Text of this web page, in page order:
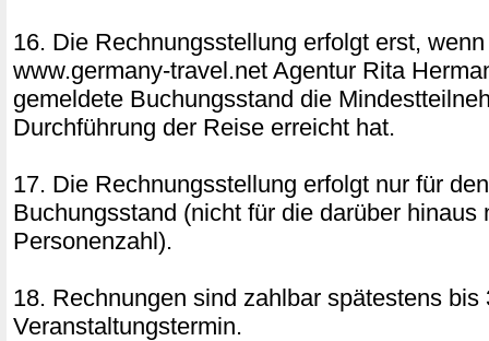
16. Die Rechnungsstellung erfolgt erst,
www.germany-travel.net Agentur Rita
gemeldete Buchungsstand die
Durchführung der Reise erreicht hat.
17. Die Rechnungsstellung erfolgt nur für
Buchungsstand (nicht für die darüber hinaus
Personenzahl).
18. Rechnungen sind zahlbar spätestens bis
Veranstaltungstermin.